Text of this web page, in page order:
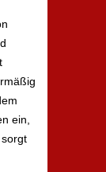
ein,